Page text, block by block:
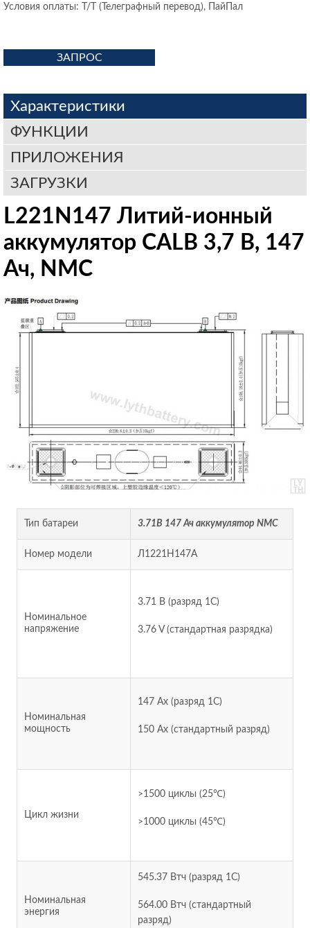
Условия оплаты: Т/Т (Телеграфный перевод), ПайПал
ЗАПРОС
Характеристики
ФУНКЦИИ
ПРИЛОЖЕНИЯ
ЗАГРУЗКИ
L221N147 Литий-ионный
аккумулятор CALB 3,7 В, 147
Ач, NMC
Тип батареи 3.71В 147 Ач аккумулятор NMC
Номер модели Л1221Н147А
Номинальное
напряжение
3.71 В (разряд 1C)
3.76 V (стандартная разрядка)
Номинальная
мощность
147 Ах (разряд 1C)
150 Ах (стандартный разряд)
Цикл жизни
>1500 циклы (25℃)
>1000 циклы (45℃)
Номинальная
энергия
545.37 Втч (разряд 1C)
564.00 Втч (стандартный
разряд)